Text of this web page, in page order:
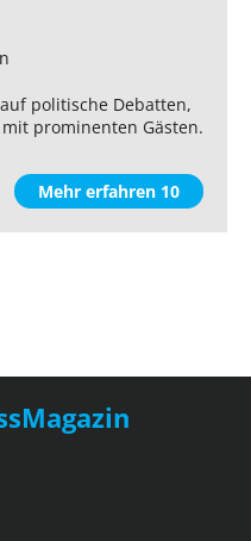
politische Debatten,
prominenten Gästen.
Mehr erfahren 10